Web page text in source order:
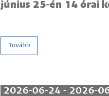
június 25-én 14 órai
Tovább
2026-06-24 - 2026-